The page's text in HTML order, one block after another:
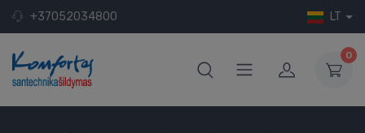
+37052034800 LT
0